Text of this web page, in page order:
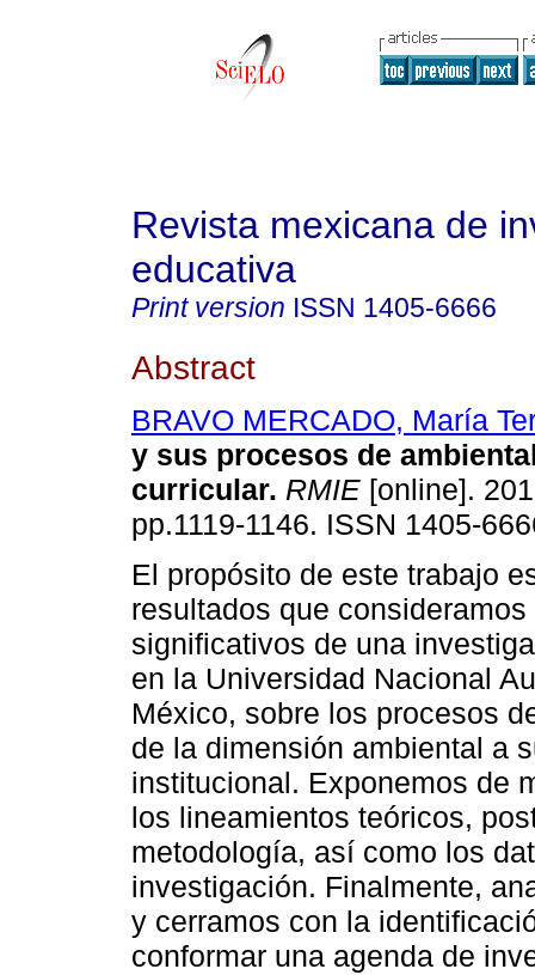
Revista mexicana de
educativa
Print version ISSN 1405-6666
Abstract
BRAVO MERCADO, María
y sus procesos de
curricular. RMIE [online].
pp.1119-1146. ISSN 1405-
El propósito de este trabajo
resultados que consideramos
significativos de una
en la Universidad Nacional
México, sobre los procesos
de la dimensión ambiental a
institucional. Exponemos de
los lineamientos teóricos,
metodología, así como los
investigación. Finalmente,
y cerramos con la
conformar una agenda de